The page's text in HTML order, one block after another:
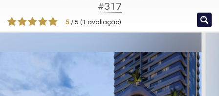
#317
5 / 5 ( 1 avaliação)